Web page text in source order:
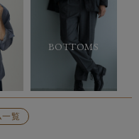
BOTTOMS
一覧